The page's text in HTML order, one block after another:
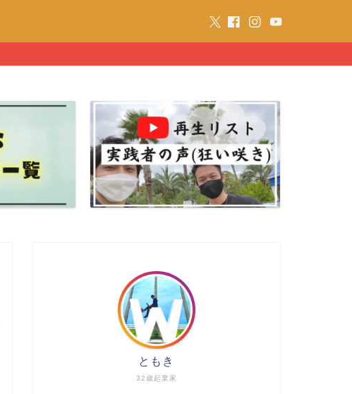
32歳起業家
ともき